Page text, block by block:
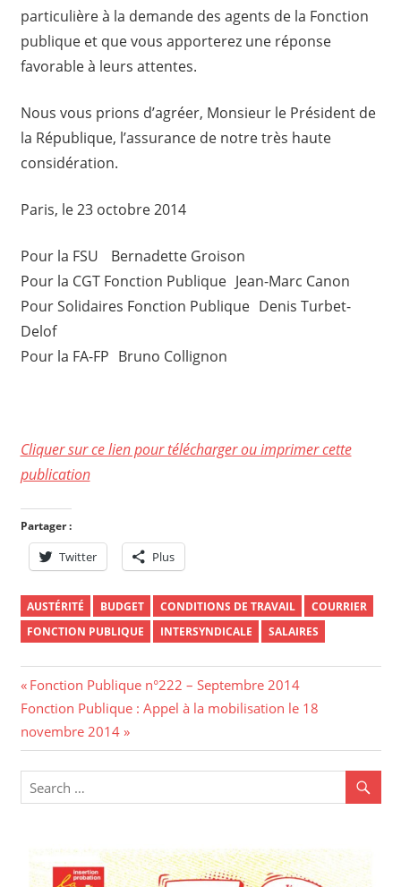
particulière à la demande des agents de la Fonction
publique et que vous apporterez une réponse
favorable à leurs attentes.
Nous vous prions d’agréer, Monsieur le Président de
la République, l’assurance de notre très haute
considération.
Paris, le 23 octobre 2014
Pour la FSU Bernadette Groison
Pour la CGT Fonction Publique Jean-Marc Canon
Pour Solidaires Fonction Publique Denis Turbet-
Delof
Pour la FA-FP Bruno Collignon
Cliquer sur ce lien pour télécharger ou imprimer cette
publication
Partager :
Twitter Plus
AUSTÉRITÉ BUDGET CONDITIONS DE TRAVAIL
COURRIER
FONCTION PUBLIQUE
INTERSYNDICALE SALAIRES
Navigation
de
l’article
Previous
Post:
Fonction Publique n°222 – Septembre 2014
Next
Post:
Fonction Publique : Appel à la mobilisation le 18
novembre 2014